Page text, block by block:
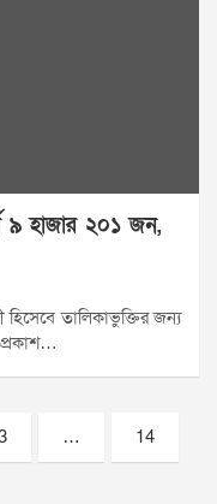
৯ হাজার ২০১ জন,
তালিকাভুক্তির জন্য
… 14